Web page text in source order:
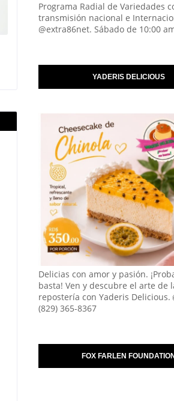
Programa Radial de Variedades
transmisión nacional e
@extra86net. Sábado de 10:00
YADERIS DELICIOUS
Delicias con amor y pasión.
basta! Ven y descubre el arte de
repostería con Yaderis Delicious.
(829) 365-8367
FOX FARLEN FOUNDATION